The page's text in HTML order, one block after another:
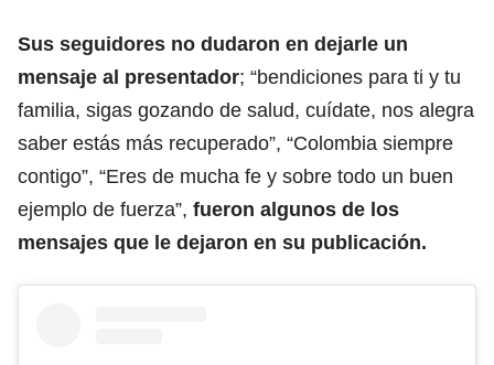
Sus seguidores no dudaron en dejarle un
mensaje al presentador; “bendiciones para ti y tu
familia, sigas gozando de salud, cuídate, nos alegra
saber estás más recuperado”, “Colombia siempre
contigo”, “Eres de mucha fe y sobre todo un buen
ejemplo de fuerza”, fueron algunos de los
mensajes que le dejaron en su publicación.